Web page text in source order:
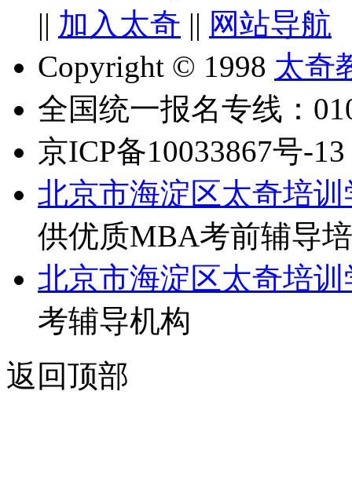
|| 加入太奇 || 网站导航
Copyright © 1998 太奇
全国统一报名专线：
京ICP备10033867号-13
北京市海淀区太奇培训
供优质MBA考前辅导
北京市海淀区太奇培训
考辅导机构
返回顶部